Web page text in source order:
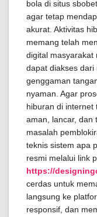
bola di situs
agar tetap
akurat. Aktivitas
memang telah
digital masyarakat
dapat diakses
genggaman
nyaman. Agar
hiburan di internet
aman, lancar, dan
masalah
teknis sistem apa
resmi melalui link
https://
cerdas untuk
langsung ke
responsif, dan